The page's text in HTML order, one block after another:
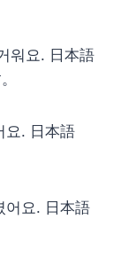
워요. 日本語
요. 日本語
어요. 日本語